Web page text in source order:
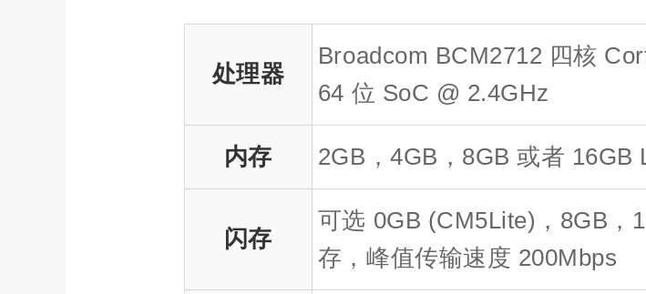
处理器
Broadcom BCM2712 四核
64 位 SoC @ 2.4GHz
内存 2GB，4GB，8GB 或者
闪存
可选 0GB (CM5Lite)，8GB，
存，峰值传输速度 200Mbps